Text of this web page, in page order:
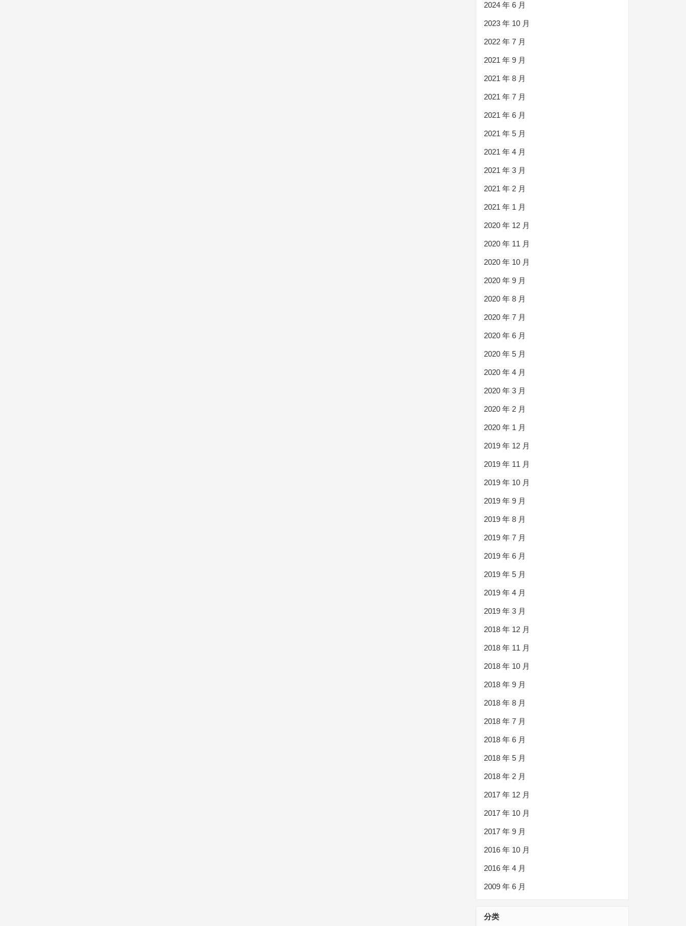
2024 年 6 月
2023 年 10 月
2022 年 7 月
2021 年 9 月
2021 年 8 月
2021 年 7 月
2021 年 6 月
2021 年 5 月
2021 年 4 月
2021 年 3 月
2021 年 2 月
2021 年 1 月
2020 年 12 月
2020 年 11 月
2020 年 10 月
2020 年 9 月
2020 年 8 月
2020 年 7 月
2020 年 6 月
2020 年 5 月
2020 年 4 月
2020 年 3 月
2020 年 2 月
2020 年 1 月
2019 年 12 月
2019 年 11 月
2019 年 10 月
2019 年 9 月
2019 年 8 月
2019 年 7 月
2019 年 6 月
2019 年 5 月
2019 年 4 月
2019 年 3 月
2018 年 12 月
2018 年 11 月
2018 年 10 月
2018 年 9 月
2018 年 8 月
2018 年 7 月
2018 年 6 月
2018 年 5 月
2018 年 2 月
2017 年 12 月
2017 年 10 月
2017 年 9 月
2016 年 10 月
2016 年 4 月
2009 年 6 月
分类